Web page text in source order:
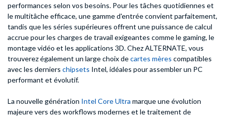
performances selon vos besoins. Pour les tâches quotidiennes et
le multitâche efficace, une gamme d'entrée convient parfaitement,
tandis que les séries supérieures offrent une puissance de calcul
accrue pour les charges de travail exigeantes comme le gaming, le
montage vidéo et les applications 3D. Chez ALTERNATE, vous
trouverez également un large choix decartes mères compatibles
avec les derniers chipsets Intel, idéales pour assembler un PC
performant et évolutif.
La nouvelle génération Intel Core Ultra marque une évolution
majeure vers des workflows modernes et le traitement de